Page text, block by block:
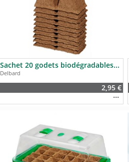
Sachet 20 godets biodégradables carrés 6cm - Delbard
Delbard
2,95 €